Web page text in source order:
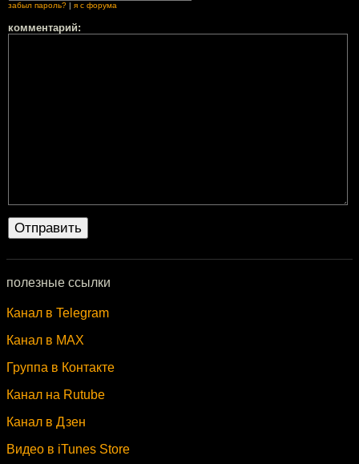
забыл пароль? я с форума
комментарий:
полезные ссылки
Канал в Telegram
Канал в MAX
Группа в Контакте
Канал на Rutube
Канал в Дзен
Видео в iTunes Store